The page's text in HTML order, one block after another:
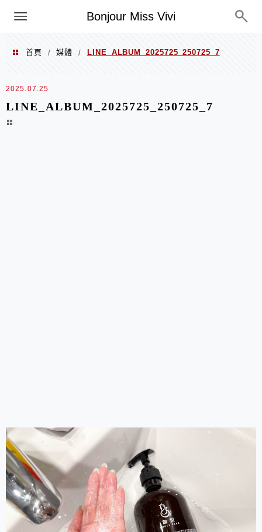
Bonjour Miss Vivi
選單
首頁 / 媒體 / LINE_ALBUM_2025725_250725_7
2025.07.25
LINE_ALBUM_2025725_250725_7